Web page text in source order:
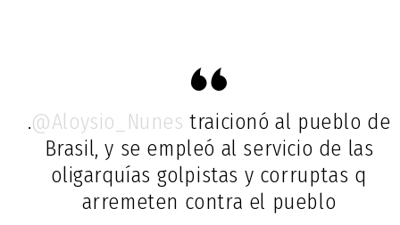
.@Aloysio_Nunes traicionó al pueblo de
Brasil, y se empleó al servicio de las
oligarquías golpistas y corruptas q
arremeten contra el pueblo